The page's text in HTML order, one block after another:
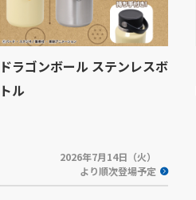
ドラゴンボール ステンレスボ
トル
2026年7月14日（火）
より順次登場予定